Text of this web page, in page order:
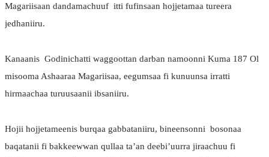
Magariisaan dandamachuuf  itti fufinsaan hojjetamaa tureera
jedhaniiru.
Kanaanis  Godinichatti waggoottan darban namoonni Kuma 187 Ol
misooma Ashaaraa Magariisaa, eegumsaa fi kunuunsa irratti
hirmaachaa turuusaanii ibsaniiru.
Hojii hojjetameenis burqaa gabbataniiru, bineensonni  bosonaa
baqatanii fi bakkeewwan qullaa ta’an deebi’uurra jiraachuu fi